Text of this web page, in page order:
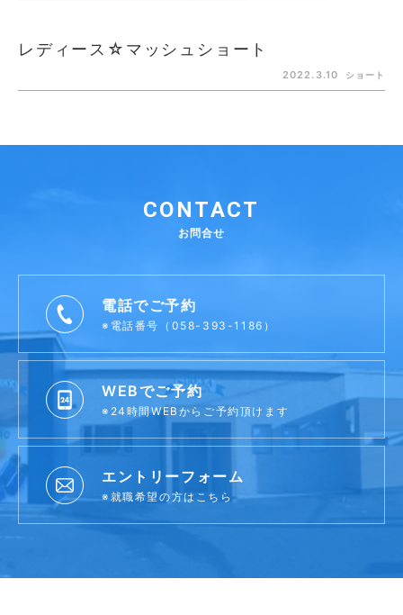
レディース☆マッシュショート
2022.3.10 ショート
CONTACT
お問合せ
電話でご予約
※電話番号（058-393-1186）
WEBでご予約
※24時間WEBからご予約頂けます
エントリーフォーム
※就職希望の方はこちら